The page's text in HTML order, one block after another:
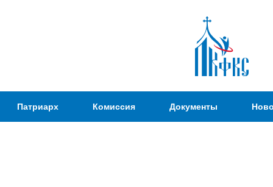
Патриаршая
Комиссия
Патриарх Комиссия Документы